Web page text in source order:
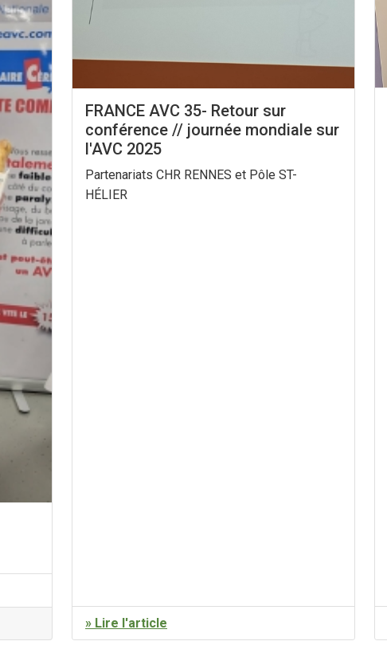
FRANCE AVC 35- Retour sur
conférence // journée mondiale sur
l'AVC 2025
Partenariats CHR RENNES et Pôle ST-
HÉLIER
» Lire l'article